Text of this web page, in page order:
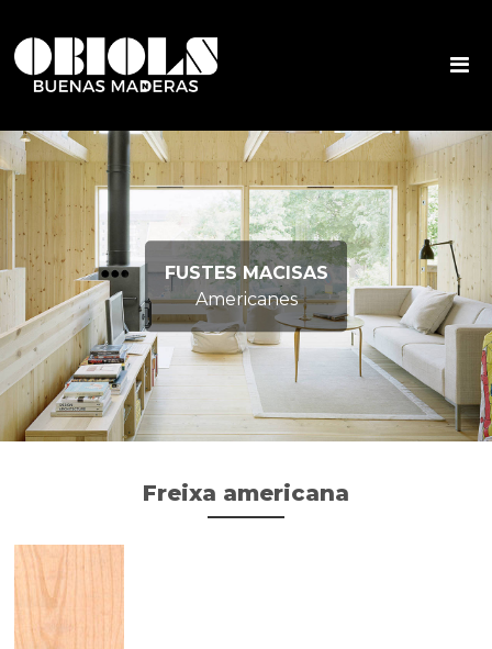
FUSTES MACISAS
Americanes
Freixa americana